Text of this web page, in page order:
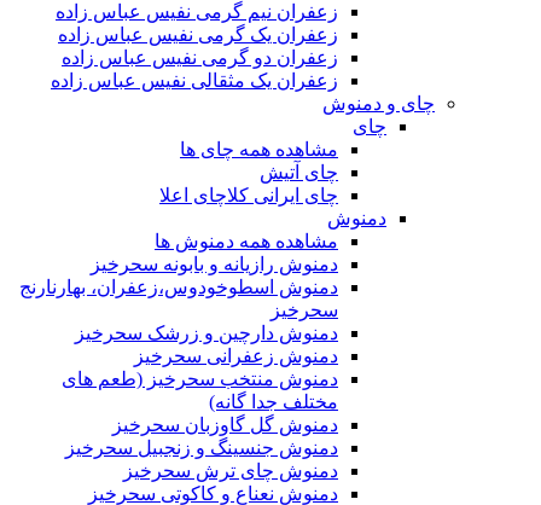
زعفران نیم گرمی نفیس عباس زاده
زعفران یک گرمی نفیس عباس زاده
زعفران دو گرمی نفیس عباس زاده
زعفران یک مثقالی نفیس عباس زاده
چای و دمنوش
چای
مشاهده همه چای ها
چای آتیش
چای ایرانی کلاچای اعلا
دمنوش
مشاهده همه دمنوش ها
دمنوش رازیانه و بابونه سحرخیز
دمنوش اسطوخودوس،زعفران، بهارنارنج
سحرخیز
دمنوش دارچین و زرشک سحرخیز
دمنوش زعفرانی سحرخیز
دمنوش منتخب سحرخیز (طعم های
مختلف جدا گانه)
دمنوش گل گاوزبان سحرخیز
دمنوش جنسینگ و زنجبیل سحرخیز
دمنوش چای ترش سحرخیز
دمنوش نعناع و کاکوتی سحرخیز